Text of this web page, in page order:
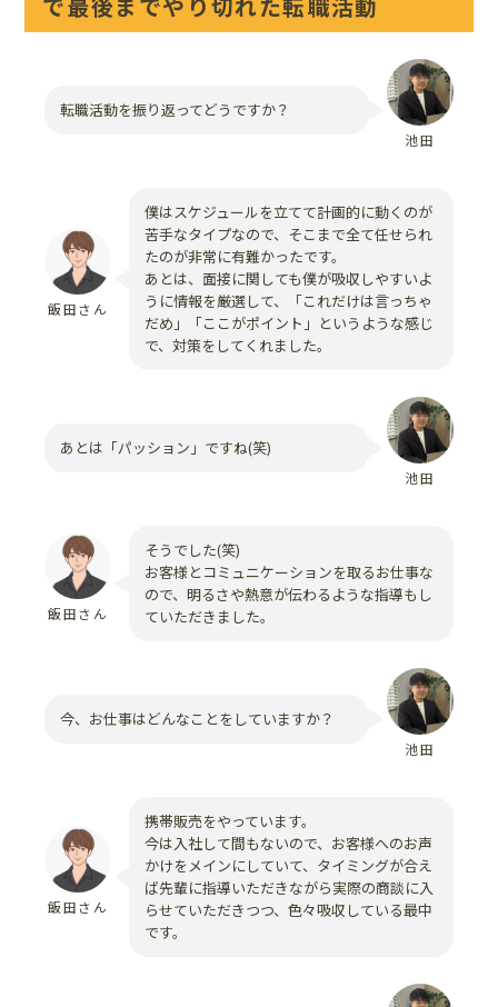
転職活動を振り返ってどうですか？
池田
飯田さん
僕はスケジュールを立てて計画的に動くのが
苦手なタイプなので、そこまで全て任せられ
たのが非常に有難かったです。
あとは、面接に関しても僕が吸収しやすいよ
うに情報を厳選して、「これだけは言っちゃ
だめ」「ここがポイント」というような感じ
で、対策をしてくれました。
あとは「パッション」ですね(笑)
池田
飯田さん
そうでした(笑)
お客様とコミュニケーションを取るお仕事な
ので、明るさや熱意が伝わるような指導もし
ていただきました。
今、お仕事はどんなことをしていますか？
池田
飯田さん
携帯販売をやっています。
今は入社して間もないので、お客様へのお声
かけをメインにしていて、タイミングが合え
ば先輩に指導いただきながら実際の商談に入
らせていただきつつ、色々吸収している最中
です。